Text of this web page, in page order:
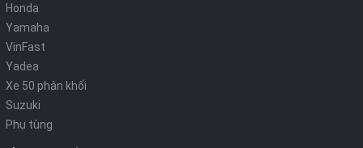
Honda
Yamaha
VinFast
Yadea
Xe 50 phân khối
Suzuki
Phụ tùng